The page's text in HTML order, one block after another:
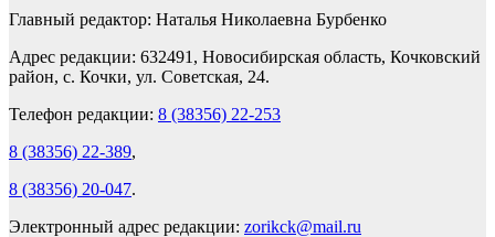
Главный редактор: Наталья Николаевна Бурбенко
Адрес редакции: 632491, Новосибирская область, Кочковский
район, с. Кочки, ул. Советская, 24.
Телефон редакции: 8 (38356) 22-253
8 (38356) 22-389,
8 (38356) 20-047.
Электронный адрес редакции: zorikck@mail.ru